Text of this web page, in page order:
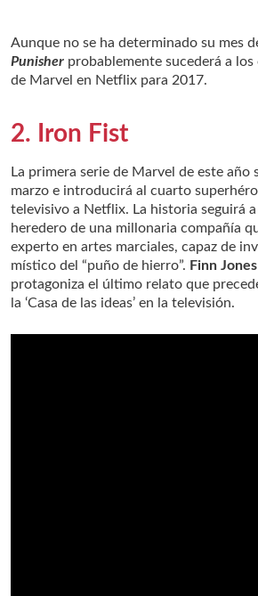
Aunque no se ha determinado su mes
Punisher probablemente sucederá a
de Marvel en Netflix para 2017.
2. Iron Fist
La primera serie de Marvel de este año
marzo e introducirá al cuarto
televisivo a Netflix. La historia seguirá
heredero de una millonaria compañía
experto en artes marciales, capaz de
místico del “puño de hierro”. Finn Jones
protagoniza el último relato que
la ‘Casa de las ideas’ en la televisión.